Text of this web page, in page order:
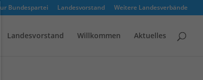
Zur Bundespartei Landesvorstand Weitere Landesverbände
Landesvorstand Willkommen Aktuelles